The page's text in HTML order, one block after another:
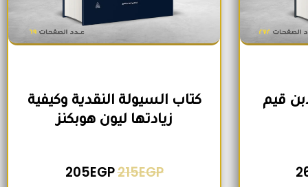
قيم
كتاب السيولة النقدية وكيفية
زيادتها ليون هوبكنز
215EGP
205EGP